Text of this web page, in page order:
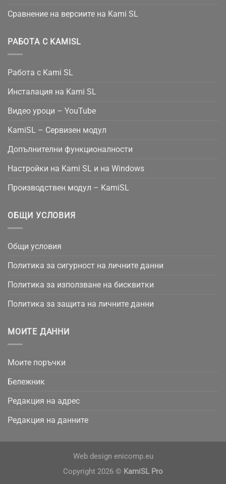
Сравнение на версиите на Kami SL
РАБОТА С KAMISL
Работа с Kami SL
Инсталация на Kami SL
Видео уроци – YouTube
KamiSL – Сервизен модул
Допълнителни функционалности
Настройки на Kami SL и на Windows
Производствен модул – KamiSL
ОБЩИ УСЛОВИЯ
Общи условия
Политика за сигурност на личните данни
Политика за използване на бисквитки
Политика за защита на личните данни
МОИТЕ ДАННИ
Моите поръчки
Бележник
Редакция на адрес
Редакция на данните
Web design enicomp.eu
Copyright 2026 © KamiSL Pro